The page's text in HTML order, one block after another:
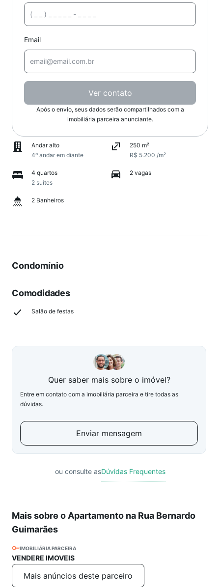
Email
Ver contato
Após o envio, seus dados serão compartilhados com a
imobiliária parceira anunciante.
Andar alto
4º andar em diante
250 m²
R$ 5.200 /m²
4 quartos
2 suítes
2 vagas
2 Banheiros
Condomínio
Comodidades
Salão de festas
Quer saber mais sobre o imóvel?
Entre em contato com a imobiliária parceira e tire todas as
dúvidas.
Enviar mensagem
ou consulte asDúvidas Frequentes
Mais sobre o Apartamento na Rua Bernardo
Guimarães
IMOBILIÁRIA PARCEIRA
VENDERE IMOVEIS
Mais anúncios deste parceiro